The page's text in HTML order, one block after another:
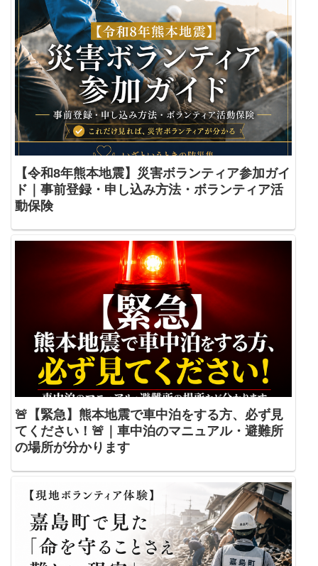
【令和8年熊本地震】災害ボランティア参加ガイ
ド｜事前登録・申し込み方法・ボランティア活
動保険
🚨【緊急】熊本地震で車中泊をする方、必ず見
てください！🚨｜車中泊のマニュアル・避難所
の場所が分かります